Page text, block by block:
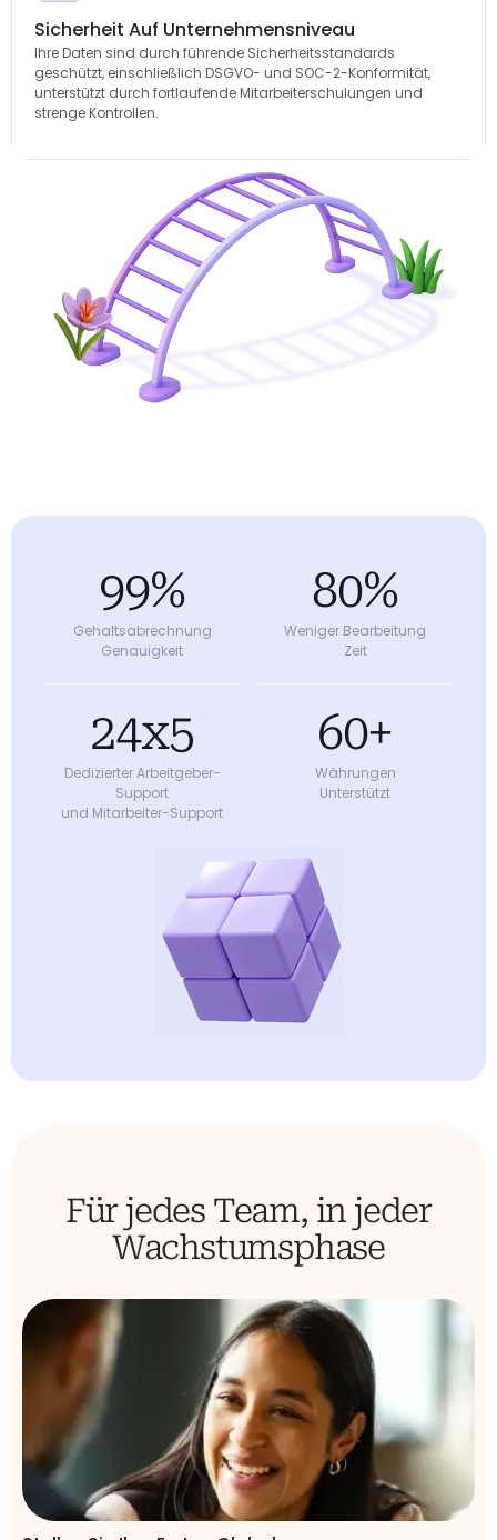
Sicherheit Auf Unternehmensniveau
Ihre Daten sind durch führende Sicherheitsstandards
geschützt, einschließlich DSGVO- und SOC-2-Konformität,
unterstützt durch fortlaufende Mitarbeiterschulungen und
strenge Kontrollen.
99%
Gehaltsabrechnung
Genauigkeit
80%
Weniger Bearbeitung
Zeit
24x5
Dedizierter Arbeitgeber-
Support
und Mitarbeiter-Support
60+
Währungen
Unterstützt
Für jedes Team, in jeder
Wachstumsphase